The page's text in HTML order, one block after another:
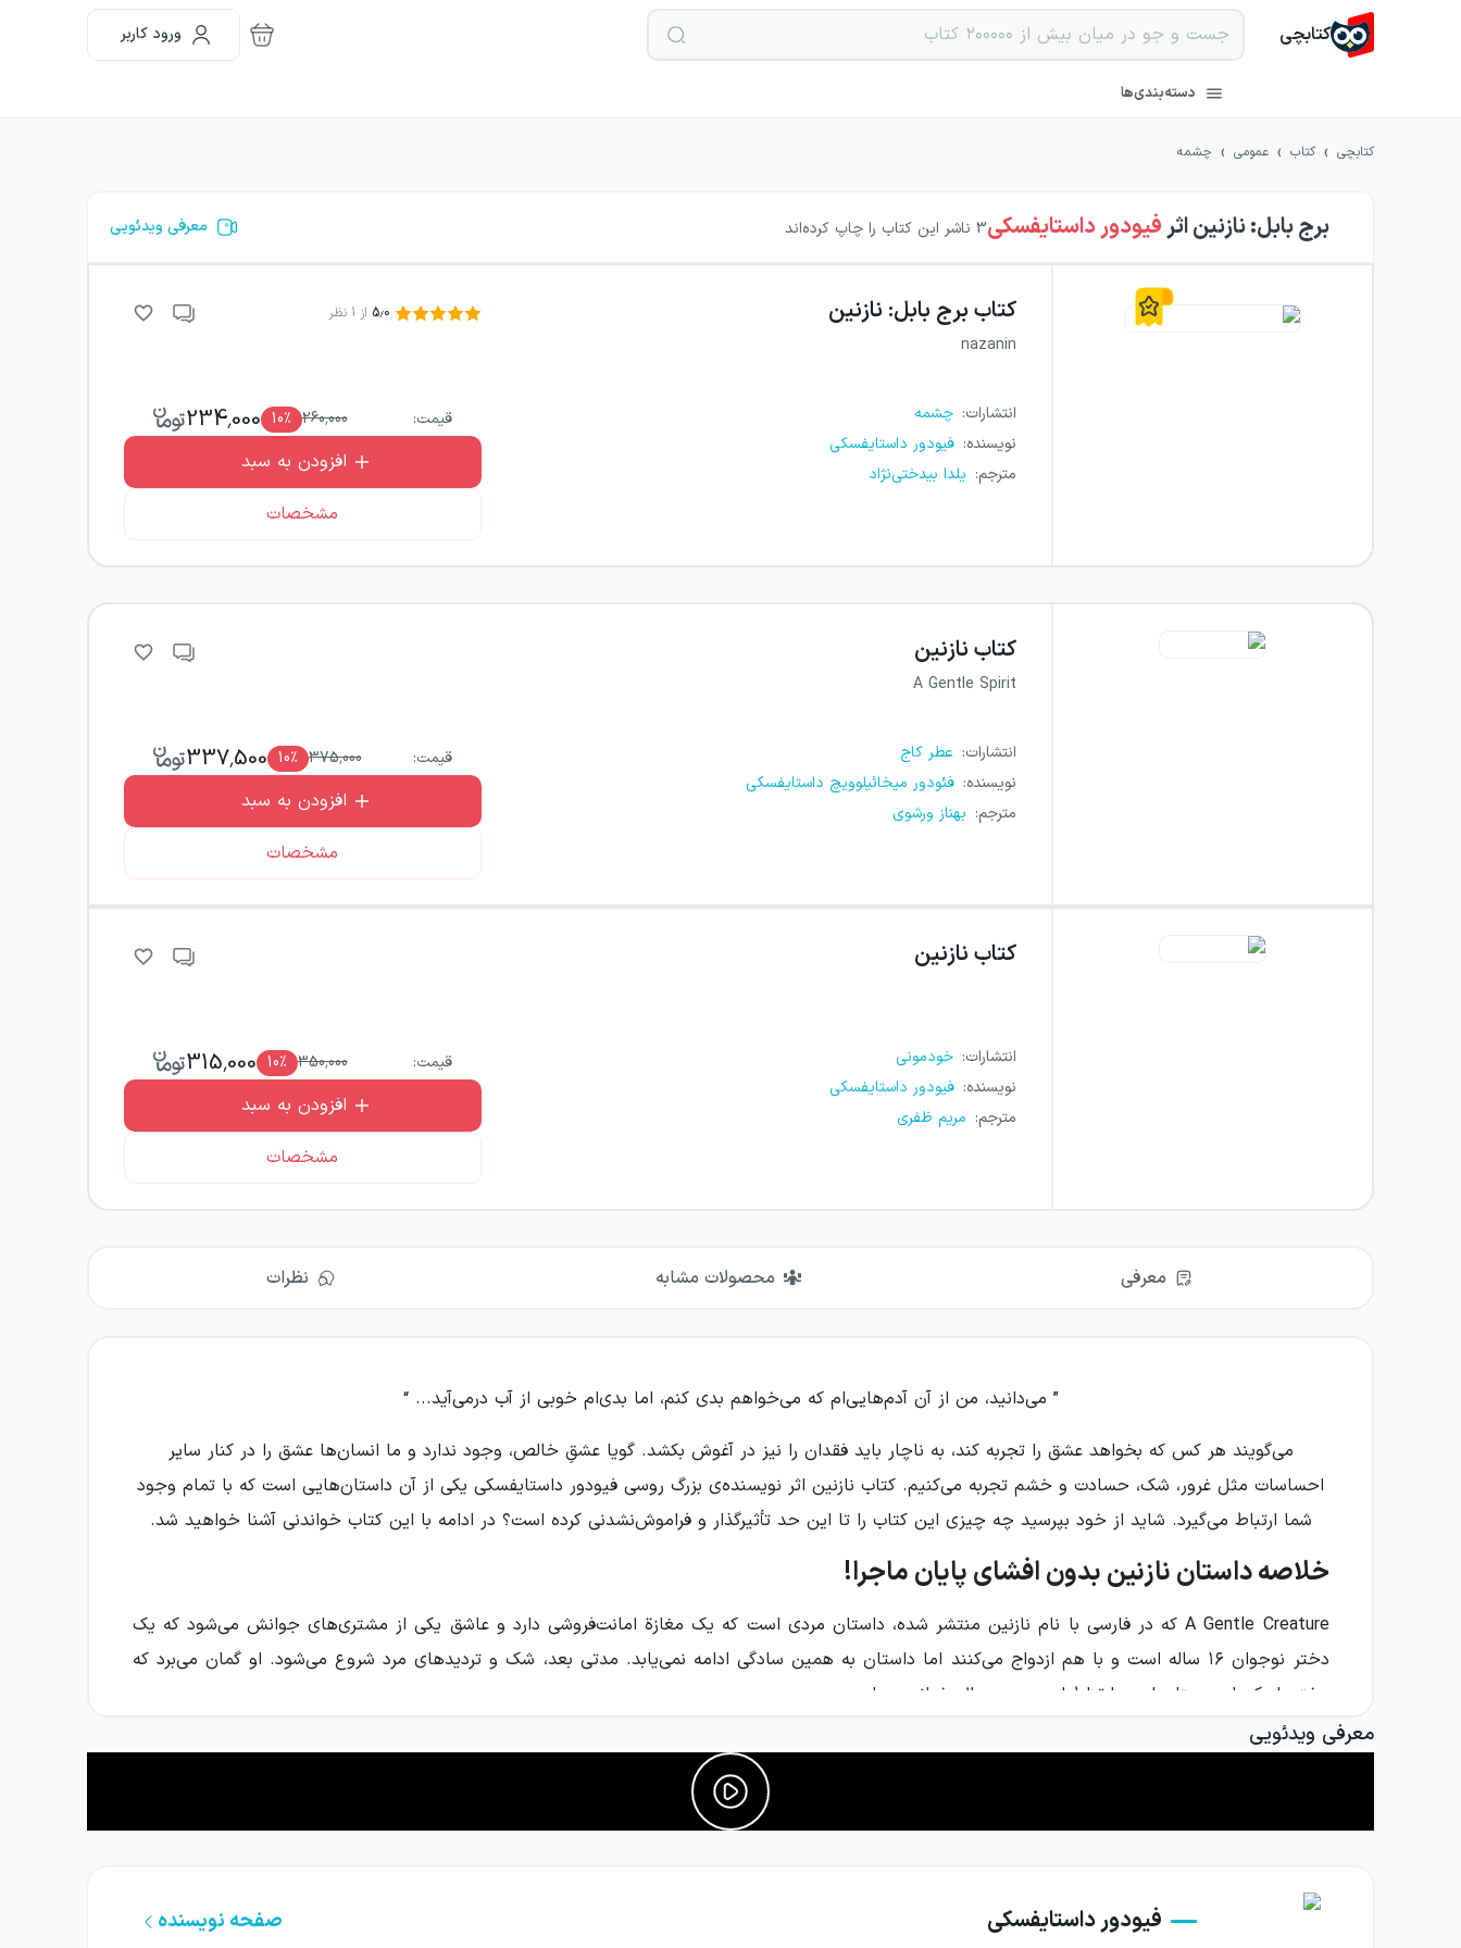
کتابچی ورود کاربر
دسته‌بندی‌ها
کتابچی › کتاب › عمومی › چشمه
برج بابل: نازنیناثرفیودور داستایفسکی3 ناشر این کتاب را چاپ کرده‌اند معرفی ویدئویی
کتاب برج بابل: نازنین
nazanin
انتشارات: چشمه
نویسنده: فیودور داستایفسکی
مترجم: یلدا بیدختی‌نژاد
5.0 از 1 نظر
قیمت: 260,000
10٪ 234,000
افزودن به سبد
مشخصات
کتاب نازنین
A Gentle Spirit
انتشارات: عطر کاج
نویسنده: فئودور میخائیلوویچ داستایفسکی
مترجم: بهناز ورشوی
قیمت: 375,000
10٪ 337,500
افزودن به سبد
مشخصات
کتاب نازنین
انتشارات: خودمونی
نویسنده: فیودور داستایفسکی
مترجم: مریم ظفری
قیمت: 350,000
10٪ 315,000
افزودن به سبد
مشخصات
معرفی محصولات مشابه نظرات
” می‌دانید، من از آن آدم‌هایی‌ام که می‌خواهم بدی کنم، اما بدی‌ام خوبی از آب درمی‌آید... “
می‌گویند هر کس که بخواهد عشق را تجربه کند، به ناچار باید فقدان را نیز در آغوش بکشد. گویا عشقِ خالص، وجود ندارد و ما انسان‌ها عشق را در کنار سایر
احساسات مثل غرور، شک، حسادت و خشم تجربه می‌کنیم. کتاب نازنین اثر نویسنده‌ی بزرگ روسی فیودور داستایفسکی یکی از آن داستان‌هایی است که با تمام وجود
شما ارتباط می‌گیرد. شاید از خود بپرسید چه چیزی این کتاب را تا این حد تأثیرگذار و فراموش‌نشدنی کرده است؟ در ادامه با این کتاب خواندنی آشنا خواهید شد.
خلاصه داستان نازنین بدون افشای پایان ماجرا!
A Gentle Creature که در فارسی با نام نازنین منتشر شده، داستان مردی است که یک مغازة امانت‌فروشی دارد و عاشق یکی از مشتری‌های جوانش می‌شود که یک
دختر نوجوان ۱۶ ساله است و با هم ازدواج می‌کنند اما داستان به همین سادگی ادامه نمی‌یابد. مدتی بعد، شک و تردیدهای مرد شروع می‌شود. او گمان می‌برد که
دختر با یکی از دوستان او در ارتباط است و در حال خیانت به اوست.
فضای داستان مانند اکثر آثار داستایفسکی، درون‌گرا و فلسفی است. خواننده وارد ذهن راوی می‌شود و از دریچه‌ای بسیار شخصی، شاهد انحطاط و فروپاشی تدریجی
یک عشق انسانی است. اگر از داستان‌های روان‌شناسانه، عاشقانه و فلسفی لذت می‌برید، نازنین یکی از بهترین گزینه‌ها برای شماست.
از طرفی شباهت‌هایی بین داستان نازنین و شب‌های روشن، یکی دیگر از داستان‌های داستایفسکی مشاهده می‌شود. در هر دو داستان می‌توان افکار درونی راوی و
معرفی کوتاه داستایفسکی و آثار مهم او
معرفی ویدئویی
فیودور داستایفسکی صفحه نویسنده